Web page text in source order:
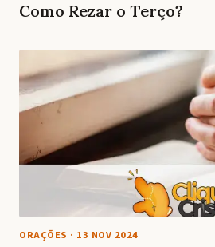
Como Rezar o Terço?
ORAÇÕES · 13 NOV 2024